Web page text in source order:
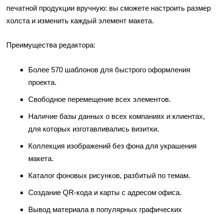
печатной продукции вручную: вы сможете настроить размер
холста и изменить каждый элемент макета.
Преимущества редактора:
Более 570 шаблонов для быстрого оформления
проекта.
Свободное перемещение всех элементов.
Наличие базы данных о всех компаниях и клиентах,
для которых изготавливались визитки.
Коллекция изображений без фона для украшения
макета.
Каталог фоновых рисунков, разбитый по темам.
Создание QR-кода и карты с адресом офиса.
Вывод материала в популярных графических